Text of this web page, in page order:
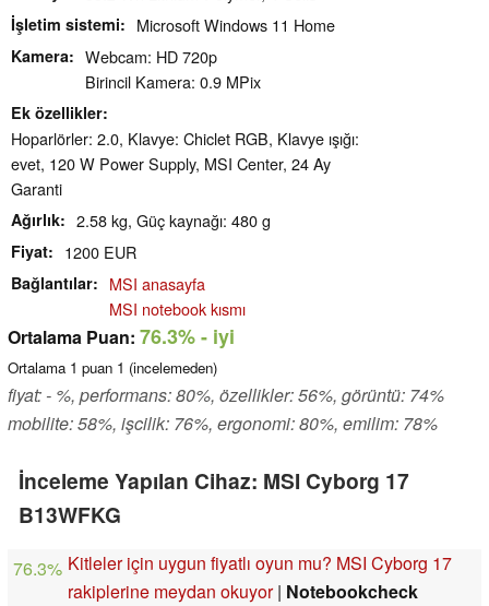
İşletim sistemi Microsoft Windows 11 Home
Kamera
Webcam: HD 720p
Birincil Kamera: 0.9 MPix
Ek özellikler
Hoparlörler: 2.0, Klavye: Chiclet RGB, Klavye ışığı:
evet, 120 W Power Supply, MSI Center, 24 Ay
Garanti
Ağırlık 2.58 kg, Güç kaynağı: 480 g
Fiyat 1200 EUR
Bağlantılar
MSI anasayfa
MSI notebook kısmı
Ortalama Puan: 76.3%- iyi
Ortalama 1 puan 1 (incelemeden)
fiyat: - %, performans: 80%, özellikler: 56%, görüntü: 74%
mobilite: 58%, işcilik: 76%, ergonomi: 80%, emilim: 78%
İnceleme Yapılan Cihaz: MSI Cyborg 17
B13WFKG
76.3% Kitleler için uygun fiyatlı oyun mu? MSI Cyborg 17
rakiplerine meydan okuyor| Notebookcheck